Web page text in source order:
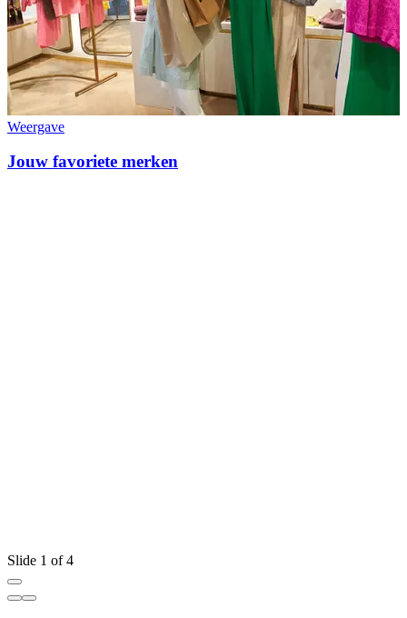
Weergave
Jouw favoriete merken
Slide 1 of 4